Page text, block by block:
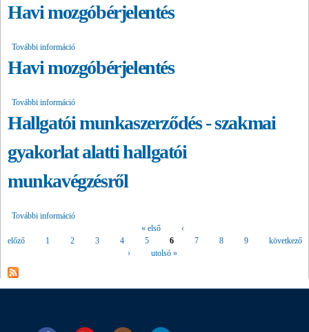
Havi mozgóbérjelentés
További információ
Havi mozgóbérjelentés
További információ
Hallgatói munkaszerződés - szakmai
gyakorlat alatti hallgatói
munkavégzésről
További információ
munkavégzésről tartalommal kapcsolatosan
« első
‹
előző
1 2 3 4 5 6 7 8 9
következő
›
utolsó »